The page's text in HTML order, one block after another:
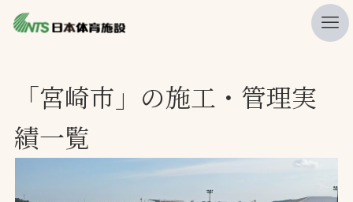
ニュース
プレスリリース
「宮崎市」の施工・管理実
績一覧